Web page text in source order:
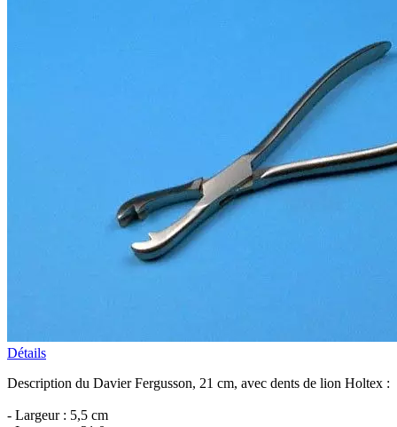
Détails
Description du Davier Fergusson, 21 cm, avec dents de lion Holtex :
- Largeur : 5,5 cm